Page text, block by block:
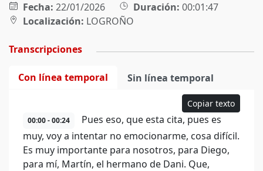
Fecha: 22/01/2026 Duración: 00:01:47
Localización: LOGROÑO
Transcripciones
Con línea temporal Sin línea temporal
Copiar texto
00:00 - 00:24
Pues eso, que esta cita, pues es
muy, voy a intentar no emocionarme, cosa difícil.
Es muy importante para nosotros, para Diego,
para mí, Martín, el hermano de Dani. Que,